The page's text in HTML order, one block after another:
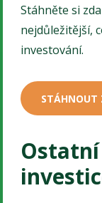
Stáhněte si
nejdůležitější,
investování.
STÁHNOUT